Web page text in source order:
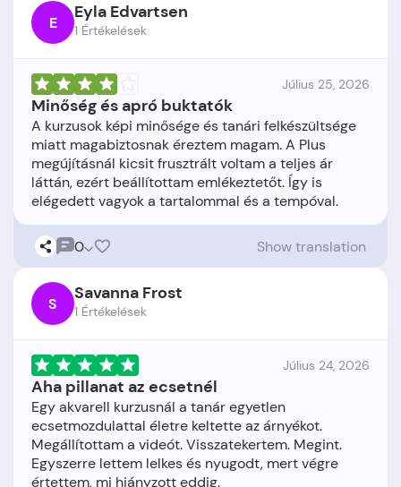
E Eyla Edvartsen
1 Értékelések
Július 25, 2026
Minőség és apró buktatók
A kurzusok képi minősége és tanári felkészültsége
miatt magabiztosnak éreztem magam. A Plus
megújításnál kicsit frusztrált voltam a teljes ár
láttán, ezért beállítottam emlékeztetőt. Így is
0 Show translation
S Savanna Frost
1 Értékelések
Július 24, 2026
Aha pillanat az ecsetnél
Egy akvarell kurzusnál a tanár egyetlen
ecsetmozdulattal életre keltette az árnyékot.
Megállítottam a videót. Visszatekertem. Megint.
Egyszerre lettem lelkes és nyugodt, mert végre